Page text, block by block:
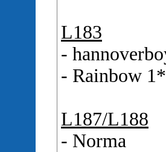
L183
-
- Rainbow 1*
L187/L188
- Norma